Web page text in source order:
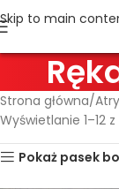
Skip to main
Strona główna
Wyświetlanie 1–12
Pokaż pasek